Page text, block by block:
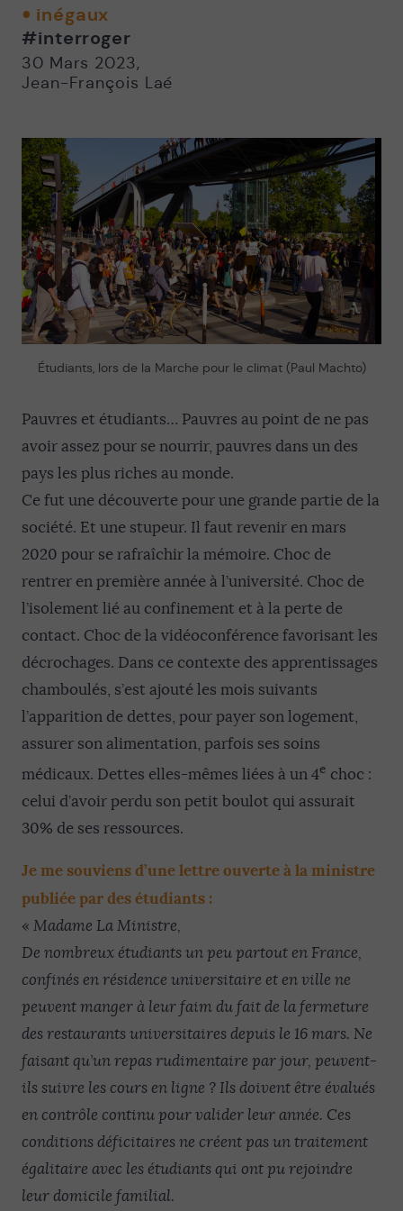
fenêtre
inégaux
#interroger
30 Mars 2023,
Jean-François Laé
Étudiants, lors de la Marche pour le climat (Paul Machto)
Pauvres et étudiants… Pauvres au point de ne pas
avoir assez pour se nourrir, pauvres dans un des
pays les plus riches au monde.
Ce fut une découverte pour une grande partie de la
société. Et une stupeur. Il faut revenir en mars
2020 pour se rafraîchir la mémoire. Choc de
rentrer en première année à l’université. Choc de
l’isolement lié au confinement et à la perte de
contact. Choc de la vidéoconférence favorisant les
décrochages. Dans ce contexte des apprentissages
chamboulés, s’est ajouté les mois suivants
l’apparition de dettes, pour payer son logement,
assurer son alimentation, parfois ses soins
médicaux. Dettes elles-mêmes liées à un 4e choc :
celui d’avoir perdu son petit boulot qui assurait
30% de ses ressources.
Je me souviens d’une lettre ouverte à la ministre
publiée par des étudiants :
« Madame La Ministre,
De nombreux étudiants un peu partout en France,
confinés en résidence universitaire et en ville ne
peuvent manger à leur faim du fait de la fermeture
des restaurants universitaires depuis le 16 mars. Ne
faisant qu’un repas rudimentaire par jour, peuvent-
ils suivre les cours en ligne ? Ils doivent être évalués
en contrôle continu pour valider leur année. Ces
conditions déficitaires ne créent pas un traitement
égalitaire avec les étudiants qui ont pu rejoindre
leur domicile familial.